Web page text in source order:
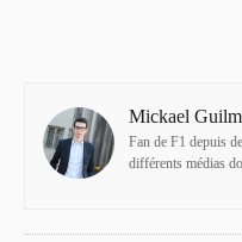
Mickael
Fan de F1 depuis
différents médias